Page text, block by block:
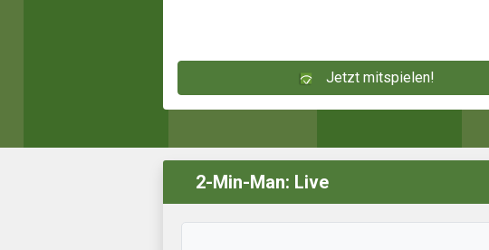
Jetzt mitspielen!
2-Min-Man: Live